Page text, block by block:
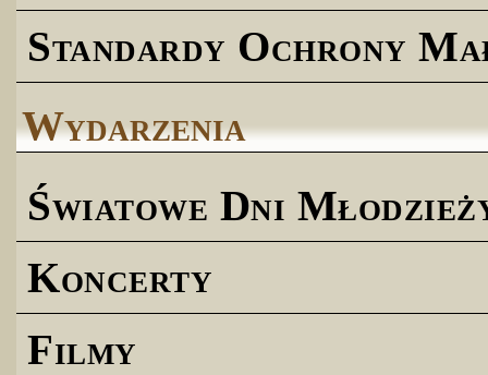
Standardy Ochrony
Wydarzenia
Światowe Dni
Koncerty
Filmy